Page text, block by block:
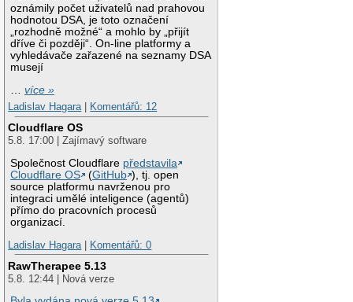
oznámily počet uživatelů nad prahovou
hodnotou DSA, je toto označení
„rozhodně možné“ a mohlo by „přijít
dříve či později“. On-line platformy a
vyhledávače zařazené na seznamy DSA
musejí
…více »
Ladislav Hagara| Komentářů: 12
Cloudflare OS
5.8. 17:00 | Zajímavý software
Společnost Cloudflare představila
Cloudflare OS
(GitHub ), tj. open
source platformu navrženou pro
integraci umělé inteligence (agentů)
přímo do pracovních procesů
organizací.
Ladislav Hagara| Komentářů: 0
RawTherapee 5.13
5.8. 12:44 | Nová verze